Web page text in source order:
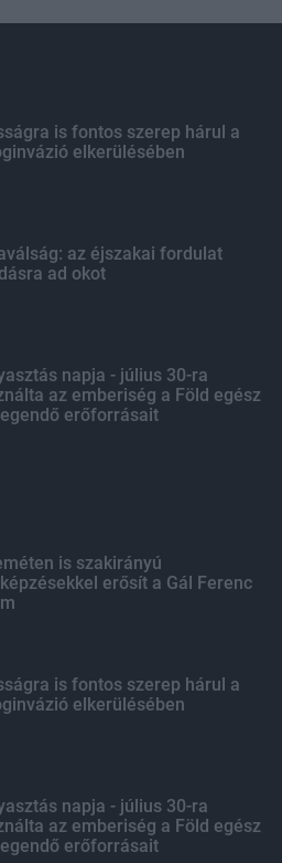
is fontos szerep hárul a
elkerülésében
az éjszakai fordulat
ad okot
napja - július 30-ra
az emberiség a Föld egész
erőforrásait
is szakirányú
erősít a Gál Ferenc
is fontos szerep hárul a
elkerülésében
napja - július 30-ra
az emberiség a Föld egész
erőforrásait